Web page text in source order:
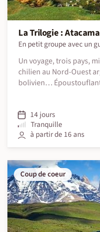
La Trilogie :
En petit groupe avec un
Un voyage, trois pays,
chilien au Nord-Ouest
bolivien…
14 jours
Tranquille
à partir de 16 ans
Coup de coeur